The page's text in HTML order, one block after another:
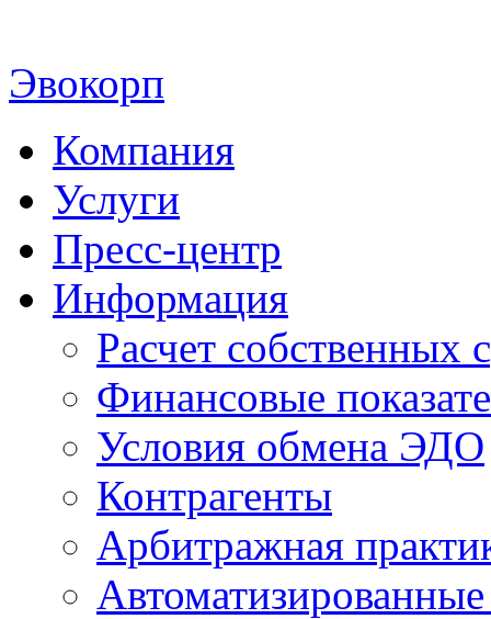
Эвокорп
Компания
Услуги
Пресс-центр
Информация
Расчет собственных
Финансовые
Условия обмена ЭДО
Контрагенты
Арбитражная